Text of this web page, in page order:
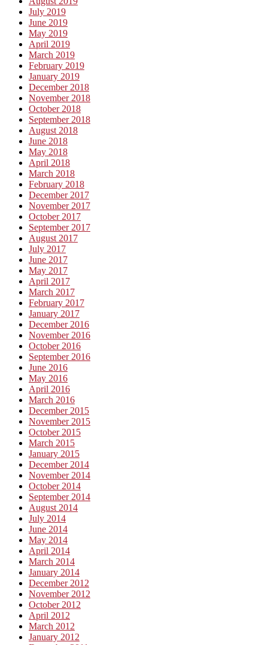
July 2019
June 2019
May 2019
April 2019
March 2019
February 2019
January 2019
December 2018
November 2018
October 2018
September 2018
August 2018
June 2018
May 2018
April 2018
March 2018
February 2018
December 2017
November 2017
October 2017
September 2017
August 2017
July 2017
June 2017
May 2017
April 2017
March 2017
February 2017
January 2017
December 2016
November 2016
October 2016
September 2016
June 2016
May 2016
April 2016
March 2016
December 2015
November 2015
October 2015
March 2015
January 2015
December 2014
November 2014
October 2014
September 2014
August 2014
July 2014
June 2014
May 2014
April 2014
March 2014
January 2014
December 2012
November 2012
October 2012
April 2012
March 2012
January 2012